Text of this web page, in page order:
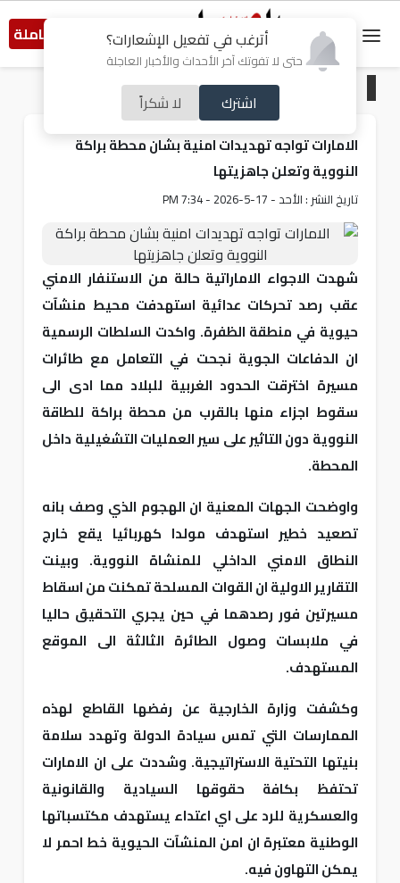
أترغب في تفعيل الإشعارات؟
حتى لا تفوتك آخر الأحداث والأخبار العاجلة
اشترك لا شكراً
النسخة الكاملة
عربي و دولي
الامارات تواجه تهديدات امنية بشان محطة براكة
النووية وتعلن جاهزيتها
تاريخ النشر : الأحد - 17-5-2026 - 7:34 PM
شهدت الاجواء الاماراتية حالة من الاستنفار الامني
عقب رصد تحركات عدائية استهدفت محيط منشآت
حيوية في منطقة الظفرة. واكدت السلطات الرسمية
ان الدفاعات الجوية نجحت في التعامل مع طائرات
مسيرة اخترقت الحدود الغربية للبلاد مما ادى الى
سقوط اجزاء منها بالقرب من محطة براكة للطاقة
النووية دون التاثير على سير العمليات التشغيلية داخل
المحطة.
واوضحت الجهات المعنية ان الهجوم الذي وصف بانه
تصعيد خطير استهدف مولدا كهربائيا يقع خارج
النطاق الامني الداخلي للمنشاة النووية. وبينت
التقارير الاولية ان القوات المسلحة تمكنت من اسقاط
مسيرتين فور رصدهما في حين يجري التحقيق حاليا
في ملابسات وصول الطائرة الثالثة الى الموقع
المستهدف.
وكشفت وزارة الخارجية عن رفضها القاطع لهذه
الممارسات التي تمس سيادة الدولة وتهدد سلامة
بنيتها التحتية الاستراتيجية. وشددت على ان الامارات
تحتفظ بكافة حقوقها السيادية والقانونية
والعسكرية للرد على اي اعتداء يستهدف مكتسباتها
الوطنية معتبرة ان امن المنشآت الحيوية خط احمر لا
يمكن التهاون فيه.